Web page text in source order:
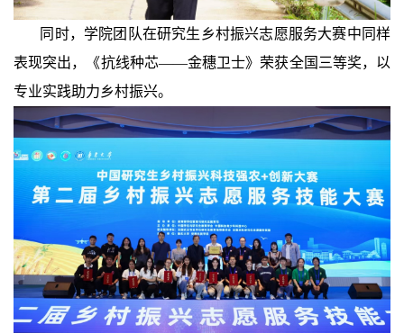
同时，学院团队在研究生乡村振兴志愿服务大赛中同样
表现突出，《抗线种芯——金穗卫士》荣获全国三等奖，以
专业实践助力乡村振兴。